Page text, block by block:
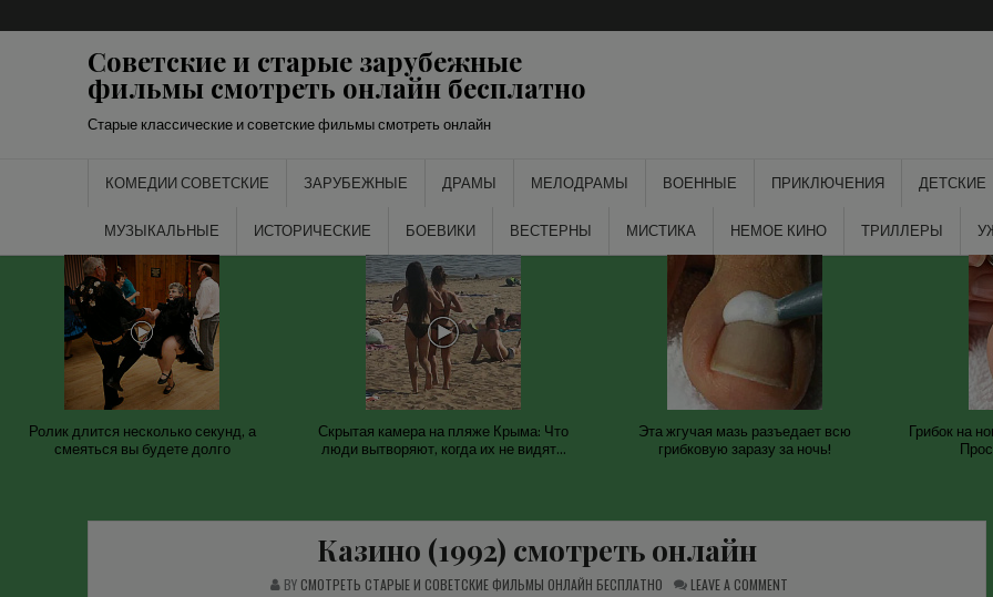
к
содержимомуСоветские и старые зарубежные
фильмы смотреть онлайн бесплатно
Старые классические и советские фильмы смотреть онлайн
КОМЕДИИ СОВЕТСКИЕ ЗАРУБЕЖНЫЕ ДРАМЫ МЕЛОДРАМЫ ВОЕННЫЕ ПРИКЛЮЧЕНИЯ ДЕТСКИЕ
МУЗЫКАЛЬНЫЕ ИСТОРИЧЕСКИЕ БОЕВИКИ ВЕСТЕРНЫ МИСТИКА НЕМОЕ КИНО ТРИЛЛЕРЫ
Ролик длится несколько секунд, а
смеяться вы будете долго
Скрытая камера на пляже Крыма: Что
люди вытворяют, когда их не видят...
Эта жгучая мазь разъедает всю
грибковую заразу за ночь!
Грибок на
Казино (1992) смотреть онлайн
BY СМОТРЕТЬ СТАРЫЕ И СОВЕТСКИЕ ФИЛЬМЫ ОНЛАЙН БЕСПЛАТНО LEAVE A COMMENTON